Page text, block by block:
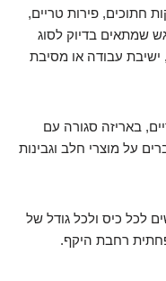
חתוכים, פירות טריים,
שמתאים בדיוק לסוג
ישיבת עבודה או מסיבת
באריזה סגורה עם
על מוצרי חלב וגבינות
לכל כיס ולכל גודל של
רחבת היקף.